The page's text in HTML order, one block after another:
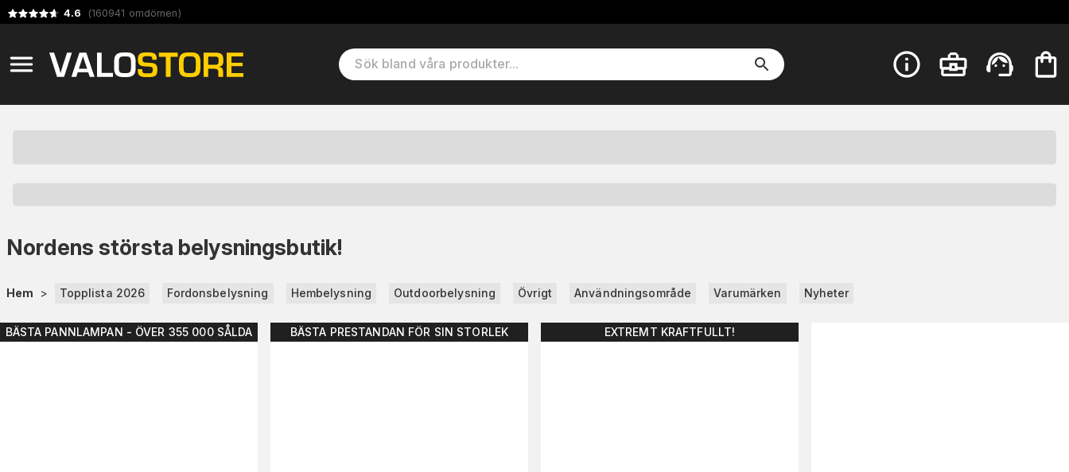
4.6 (160941 omdömen)
Nordens största belysningsbutik!
Hem > Topplista 2026 Fordonsbelysning Hembelysning Outdoorbelysning Övrigt Användningsområde Varumärken Nyheter
BÄSTA PANNLAMPAN - ÖVER 355 000 SÅLDA BÄSTA PRESTANDAN FÖR SIN STORLEK EXTREMT KRAFTFULLT!